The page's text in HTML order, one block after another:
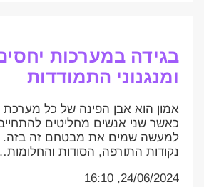
בגידה במערכות
ומנגנוני התמודדות
אמון הוא אבן הפינה של כל
כאשר שני אנשים מחליטים
למעשה שמים את מבטחם זה בזה.
נקודות התורפה, הסודות
24/06/2024, 16:10